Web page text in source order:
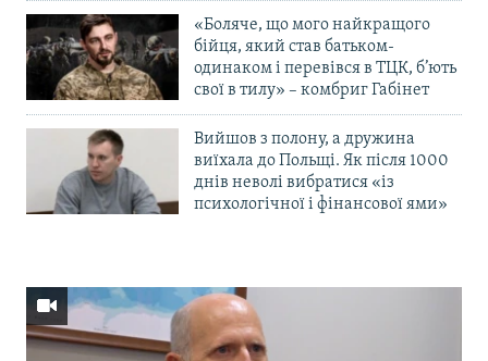
«Боляче, що мого найкращого
бійця, який став батьком-
одинаком і перевівся в ТЦК, б’ють
свої в тилу» – комбриг Габінет
Вийшов з полону, а дружина
виїхала до Польщі. Як після 1000
днів неволі вибратися «із
психологічної і фінансової ями»